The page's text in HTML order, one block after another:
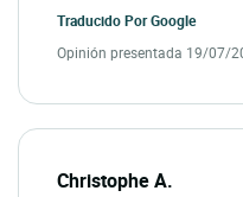
Traducido PorGoogle
Opinión presentada 19/07/
Christophe A.